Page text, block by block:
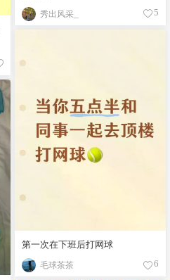
秀出风采_ 5
第一次在下班后打网球
毛球茶茶 6